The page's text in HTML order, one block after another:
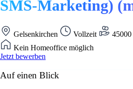
SMS-Marketing)
Gelsenkirchen Vollzeit
45000
Kein Homeoffice möglich
Jetzt bewerben
Auf einen Blick